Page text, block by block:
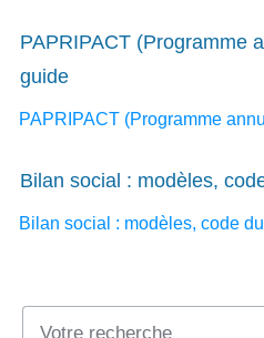
PAPRIPACT (Programme
guide
PAPRIPACT (Programme
Bilan social : modèles,
Bilan social : modèles, code